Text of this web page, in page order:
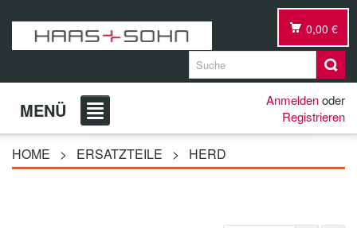
0,00 €
MENÜ Anmeldenoder
Registrieren
HOME > ERSATZTEILE > HERD